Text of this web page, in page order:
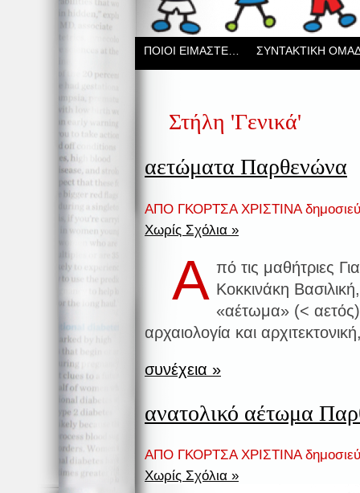
ΠΟΙΟΙ ΕΙΜΑΣΤΕ… ΣΥΝΤΑΚΤΙΚΗ
Στήλη 'Γενικά'
αετώματα Παρθενώνα
ΑΠΟ ΓΚΟΡΤΣΑ ΧΡΙΣΤΙΝΑ
Χωρίς Σχόλια »
Α πό τις μαθήτριες
Κοκκινάκη
«αέτωμα» (< αετός)
αρχαιολογία και
συνέχεια »
ανατολικό αέτωμα
ΑΠΟ ΓΚΟΡΤΣΑ ΧΡΙΣΤΙΝΑ
Χωρίς Σχόλια »